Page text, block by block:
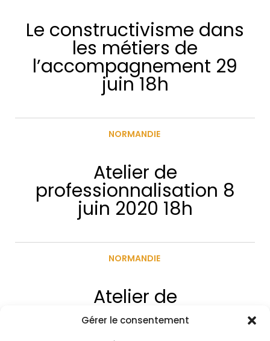
Gérer le consentement
Le constructivisme dans
les métiers de
l’accompagnement 29
juin 18h
NORMANDIE
Atelier de
professionnalisation 8
juin 2020 18h
NORMANDIE
Atelier de
professionnalisation 18